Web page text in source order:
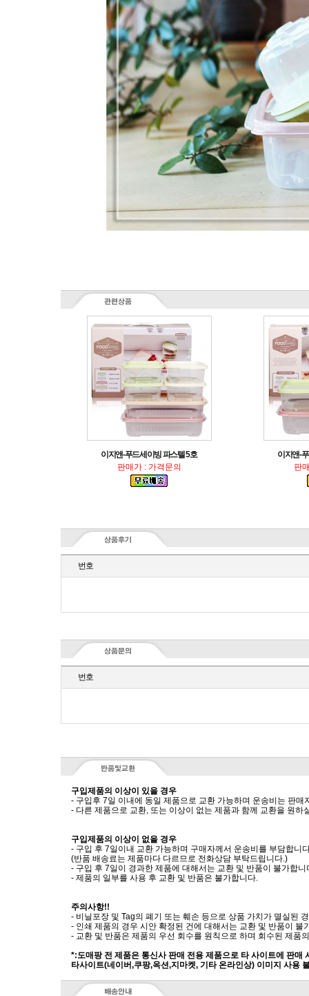
이지앤-푸드세이빙 파스텔 5호
판매가 : 가격문의
이지앤-
판
번호
번호
구입제품의 이상이 있을 경우
- 구입후 7일 이내에 동일 제품으로 교환 가능하며 운송비는 판매
- 다른 제품으로 교환, 또는 이상이 없는 제품과 함께 교환을 원하
구입제품의 이상이 없을 경우
- 구입 후 7일이내 교환 가능하며 구매자께서 운송비를 부담합니
(반품 배송료는 제품마다 다르므로 전화상담 부탁드립니다.)
- 구입 후 7일이 경과한 제품에 대해서는 교환 및 반품이 불가합니
- 제품의 일부를 사용 후 교환 및 반품은 불가합니다.
주의사항!!
- 비닐포장 및 Tag의 폐기 또는 훼손 등으로 상품 가치가 멸실된
- 인쇄 제품의 경우 시안 확정된 건에 대해서는 교환 및 반품이 불
- 교환 및 반품은 제품의 우선 회수를 원칙으로 하며 회수된 제품
*:도매팡 전 제품은 통신사 판매 전용 제품으로 타 사이트에 판매
타사이트(네이버,쿠팡,옥션,지마켓, 기타 온라인상) 이미지 사용